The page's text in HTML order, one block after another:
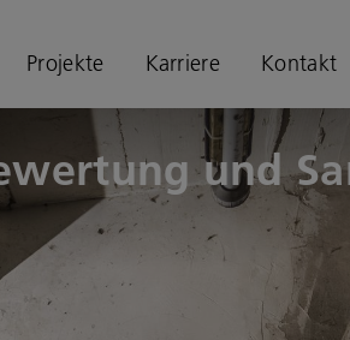
Projekte Karriere Kontakt
und